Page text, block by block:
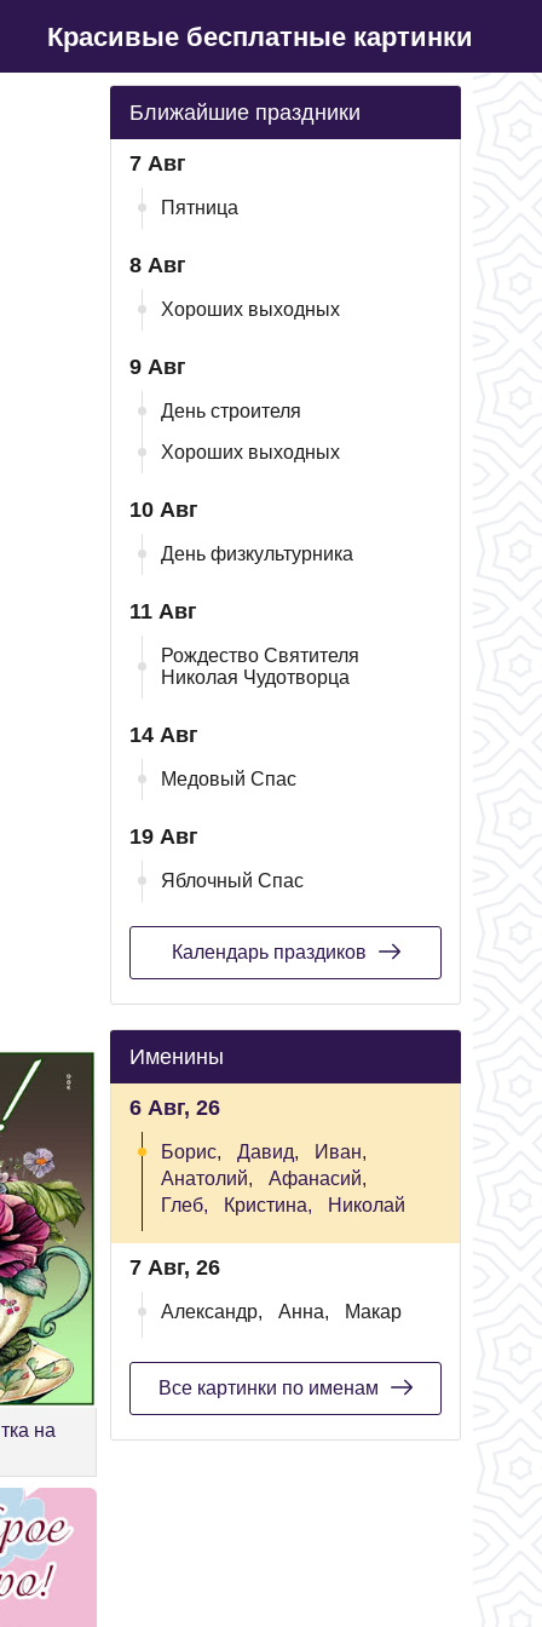
Красивые бесплатные картинки
на
Ближайшие праздники
7 Авг
Пятница
8 Авг
Хороших выходных
9 Авг
День строителя
Хороших выходных
10 Авг
День физкультурника
11 Авг
Рождество Святителя
Николая Чудотворца
14 Авг
Медовый Спас
19 Авг
Яблочный Спас
Календарь праздиков
Именины
6 Авг, 26
Борис, Давид,
Иван,
Анатолий,
Афанасий,
Глеб,
Кристина, Николай
7 Авг, 26
Александр, Анна, Макар
Все картинки по именам